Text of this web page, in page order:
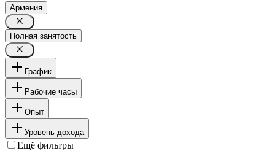
Армения
Полная занятость
График
Рабочие часы
Опыт
Уровень дохода
Ещё фильтры